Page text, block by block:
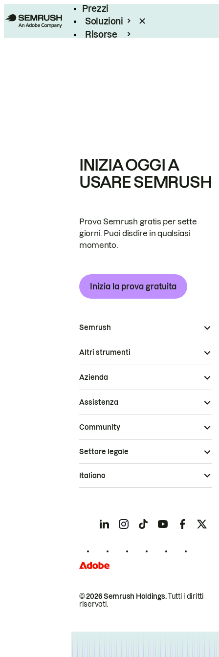
Prezzi
Soluzioni
Risorse
INIZIA OGGI A
USARE SEMRUSH
Prova Semrush gratis per sette
giorni. Puoi disdire in qualsiasi
momento.
Inizia la prova gratuita
Semrush
Altri strumenti
Azienda
Assistenza
Community
© 2026 Semrush Holdings.Tutti i diritti
riservati.
Settore legale
Italiano